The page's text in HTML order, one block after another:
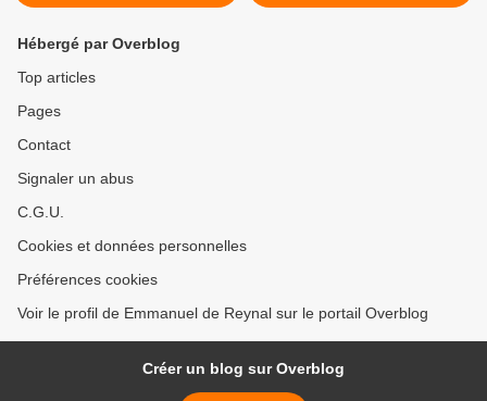
Hébergé par Overblog
Top articles
Pages
Contact
Signaler un abus
C.G.U.
Cookies et données personnelles
Préférences cookies
Voir le profil de Emmanuel de Reynal sur le portail Overblog
Créer un blog sur Overblog